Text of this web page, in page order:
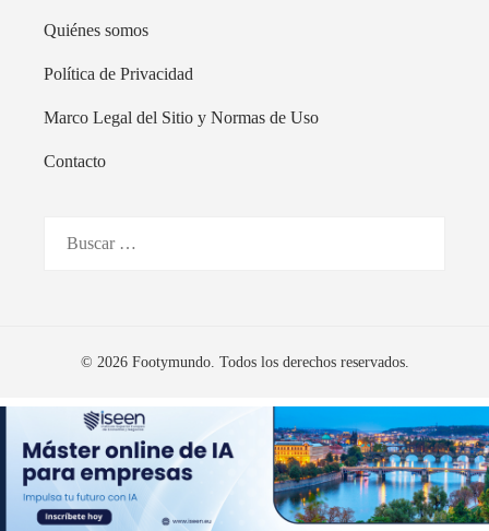
Quiénes somos
Política de Privacidad
Marco Legal del Sitio y Normas de Uso
Contacto
© 2026 Footymundo. Todos los derechos reservados.